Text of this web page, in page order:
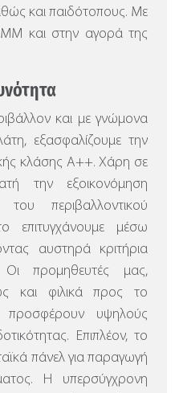
και παιδότοπους. Με
και στην αγορά της
και με γνώμονα
εξασφαλίζουμε την
κλάσης Α++. Χάρη σε
την εξοικονόμηση
περιβαλλοντικού
επιτυγχάνουμε μέσω
αυστηρά κριτήρια
Οι προμηθευτές μας,
και φιλικά προς το
προσφέρουν υψηλούς
Επιπλέον, το
πάνελ για παραγωγή
Η υπερσύγχρονη